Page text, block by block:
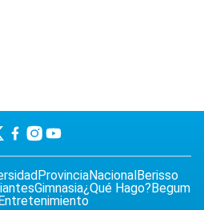
ProvinciaNacionalBerisso
Gimnasia¿Qué Hago?Begum